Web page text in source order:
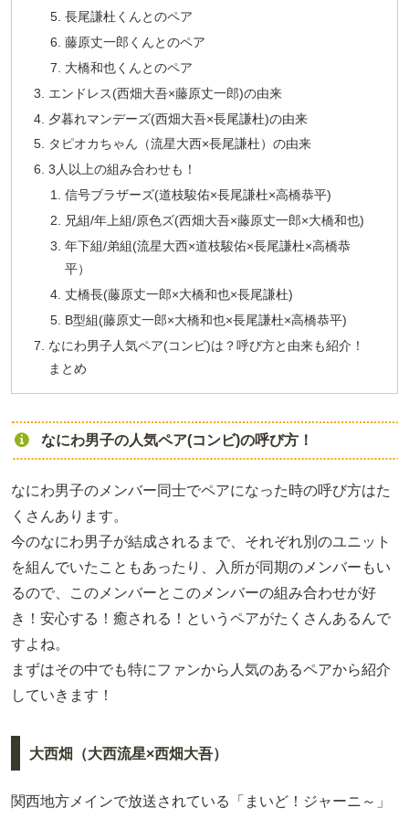
長尾謙杜くんとのペア
藤原丈一郎くんとのペア
大橋和也くんとのペア
エンドレス(西畑大吾×藤原丈一郎)の由来
夕暮れマンデーズ(西畑大吾×長尾謙杜)の由来
タピオカちゃん（流星大西×長尾謙杜）の由来
3人以上の組み合わせも！
信号ブラザーズ(道枝駿佑×長尾謙杜×高橋恭平)
兄組/年上組/原色ズ(西畑大吾×藤原丈一郎×大橋和也)
年下組/弟組(流星大西×道枝駿佑×長尾謙杜×高橋恭
平）
丈橋長(藤原丈一郎×大橋和也×長尾謙杜)
B型組(藤原丈一郎×大橋和也×長尾謙杜×高橋恭平)
なにわ男子人気ペア(コンビ)は？呼び方と由来も紹介！
まとめ
なにわ男子の人気ペア(コンビ)の呼び方！
なにわ男子のメンバー同士でペアになった時の呼び方はた
くさんあります。
今のなにわ男子が結成されるまで、それぞれ別のユニット
を組んでいたこともあったり、入所が同期のメンバーもい
るので、このメンバーとこのメンバーの組み合わせが好
き！安心する！癒される！というペアがたくさんあるんで
すよね。
まずはその中でも特にファンから人気のあるペアから紹介
していきます！
大西畑（大西流星×西畑大吾）
関西地方メインで放送されている「まいど！ジャーニ～」